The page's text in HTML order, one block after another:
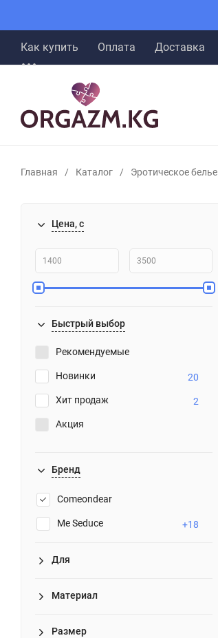
Как купить Оплата Доставка
Главная / Каталог / Эротическое белье
Цена, с
Быстрый выбор
Рекомендуемые
Новинки
20
Хит продаж
2
Акция
Бренд
Comeondear
Me Seduce +18
Для
Материал
Размер